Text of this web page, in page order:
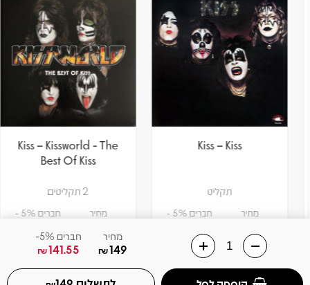
מחיר
149
₪
חברים 5%-
141.55
₪
Kiss – Kiss
תקליט
מחיר חברים 5% -
הוספה לסל
Kiss – Kissworld - The
Best Of Kiss
מחיר חברים 5% -
הוספה לסל